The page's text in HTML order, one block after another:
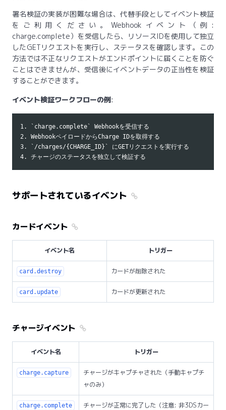
署名検証の実装が困難な場合は、代替手段としてイベント検証
をご利用ください。Webhookイベント（例:
charge.complete）を受信したら、リソースIDを使用して独立
したGETリクエストを実行し、ステータスを確認します。この
方法では不正なリクエストがエンドポイントに届くことを防ぐ
ことはできませんが、受信後にイベントデータの正当性を検証
することができます。
イベント検証ワークフローの例:
1. `charge.complete` Webhookを受信する
2. WebhookペイロードからCharge IDを取得する
3. `/charges/{CHARGE_ID}` にGETリクエストを実行する
サポートされているイベント
カードイベント
イベント名 トリガー
card.destroy カードが削除された
card.update カードが更新された
チャージイベント
イベント名 トリガー
charge.capture
チャージがキャプチャされた（手動キャプチ
ャのみ）
charge.complete
チャージが正常に完了した（注意: 非3DSカー